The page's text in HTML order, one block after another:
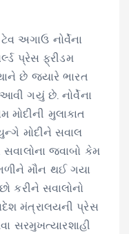
અગાઉ નોર્વેના
પ્રેસ ફ્રીડમ
છે જ્યારે ભારત
ગયું છે. નોર્વેના
મોદીની મુલાકાત
મોદીને સવાલ
સવાલોના જવાબો કેમ
મૌન થઈ ગયા
કરીને સવાલોનો
મંત્રાલયની પ્રેસ
સરમુખત્યારશાહી